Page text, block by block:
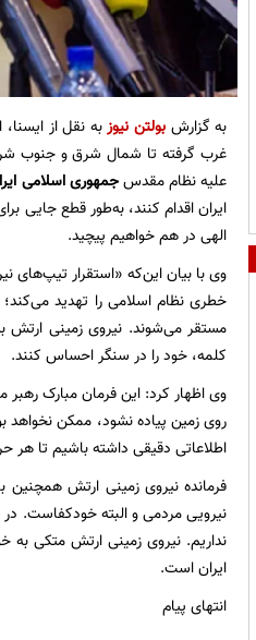
به گزارش بولتن نیوز به نقل از
غرب گرفته تا شمال شرق و جنوب
علیه نظام مقدسجمهوری اسلامی
ایران اقدام کنند، به‌طور قطع جایی
الهی در هم خواهیم پیچید.
وی با بیان این‌که «استقرار تیپ‌های
خطری نظام اسلامی را تهدید
مستقر می‌شوند. نیروی زمینی ارتش
کلمه، خود را در سنگر احساس کنند.
وی اظهار کرد: این فرمان مبارک
روی زمین پیاده نشود، ممکن نخواهد
اطلاعاتی دقیقی داشته باشیم تا هر
فرمانده نیروی زمینی ارتش
نداریم. نیروی زمینی ارتش متکی
ایران است.
انتهای پیام